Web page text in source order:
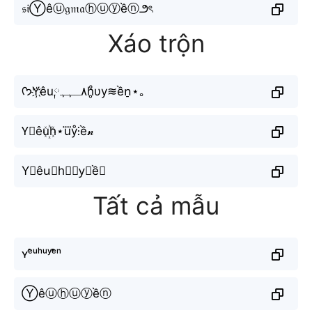
𝔰𝔦Ⓨêⓤ𝔤𝔪𝔞ⓗⓤⓨềⓝ౨ৎ
Xáo trộn
ᡣ𐭩Y҉êu༙٨ـﮩﮩh̥ͦυy≋ền̠⋆｡
Y⃟êu꙰h⋆u⃜ẙ⫶ề𝓃
Y⊶êu⃗h⨳𝓊y⃟ề𝖓
Tất cả mẫu
ʏᵉ̂ᵘʰᵘʸᵉ̂̀ⁿ
Ⓨêⓤⓗⓤⓨềⓝ